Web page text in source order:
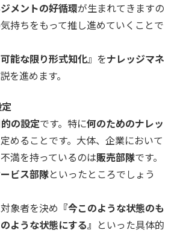
メントの好循環が生まれてきますの
持ちをもって推し進めていくことで
能な限り形式知化』をナレッジマネ
を進めます。
の設定です。特に何のためのナレッ
めることです。大体、企業において
満を持っているのは販売部隊です。
ビス部隊といったところでしょう
象者を決め 『今このような状態のも
ような状態にする』 といった具体的